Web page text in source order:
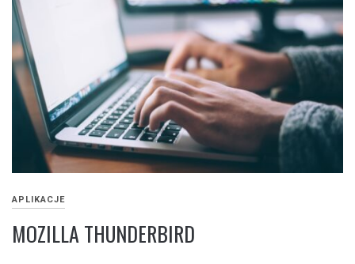
APLIKACJE
MOZILLA THUNDERBIRD